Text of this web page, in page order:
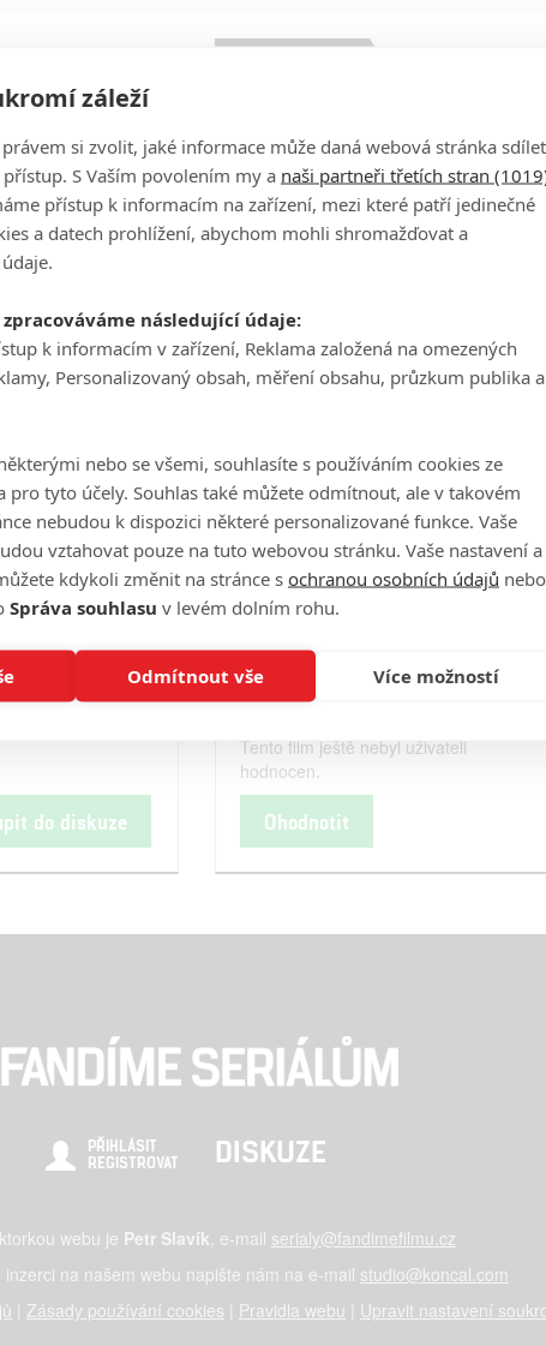
Celé obsazení
Videa
Počet videií: 0
do diskuze
Hodnocení
Tento film ještě nebyl uživateli
hodnocen.
Ohodnotit
PŘIHLÁSIT
REGISTROVAT
DISKUZE
webu je Petr Slavík, e-mail serialy@fandimefilmu.cz
na našem webu napište nám na e-mail studio@koncal.com
Zásady používání cookies Pravidla webu Upravit nastavení
záleží
právem si zvolit, jaké informace může daná webová stránka sdílet
S Vaším povolením my a naši partneři třetích stran
přístup k informacím na zařízení, mezi které patří jedinečné
a datech prohlížení, abychom mohli shromažďovat a
následující údaje:
k informacím v zařízení, Reklama založená na omezených
Personalizovaný obsah, měření obsahu, průzkum publika a
nebo se všemi, souhlasíte s používáním cookies ze
pro tyto účely. Souhlas také můžete odmítnout, ale v takovém
nebudou k dispozici některé personalizované funkce. Vaše
vztahovat pouze na tuto webovou stránku. Vaše nastavení a
kdykoli změnit na stránce sochranou osobních údajů nebo
Správa souhlasu v levém dolním rohu.
Odmítnout vše Více možností